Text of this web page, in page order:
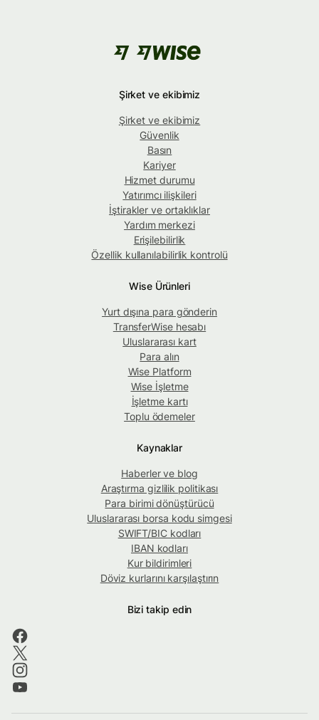
Şirket ve ekibimiz
Şirket ve ekibimiz
Güvenlik
Basın
Kariyer
Hizmet durumu
Yatırımcı ilişkileri
İştirakler ve ortaklıklar
Yardım merkezi
Erişilebilirlik
Özellik kullanılabilirlik kontrolü
Wise Ürünleri
Yurt dışına para gönderin
TransferWise hesabı
Uluslararası kart
Para alın
Wise Platform
Wise İşletme
İşletme kartı
Toplu ödemeler
Kaynaklar
Haberler ve blog
Araştırma gizlilik politikası
Para birimi dönüştürücü
Uluslararası borsa kodu simgesi
SWIFT/BIC kodları
IBAN kodları
Kur bildirimleri
Döviz kurlarını karşılaştırın
Bizi takip edin